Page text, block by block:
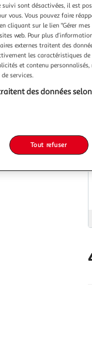
sont désactivées, il est
vous. Vous pouvez faire
sur le lien "Gérer mes
web. Pour plus
externes traitent des
les caractéristiques de
et contenu personnalisés,
services.
des données
Tout refuser